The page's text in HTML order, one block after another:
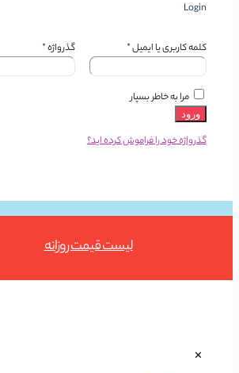
Login
کلمه کاربری یا ایمیل* گذرواژه*
مرا به خاطر بسپار
ورود
گذرواژه خود را فراموش کرده اید؟
لیست قیمت روزانه